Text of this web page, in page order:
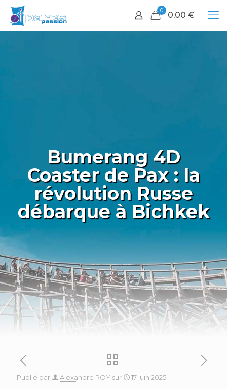
0 0,00 €
Bumerang 4D
Coaster de Pax : la
révolution Russe
débarque à Bichkek
Publié par Alexandre ROY sur 17 juin 2025